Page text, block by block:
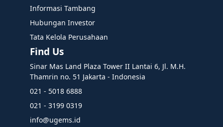
Informasi Tambang
Hubungan Investor
Tata Kelola Perusahaan
Find Us
Sinar Mas Land Plaza Tower II Lantai 6, Jl. M.H.
Thamrin no. 51 Jakarta - Indonesia
021 - 5018 6888
021 - 3199 0319
info@ugems.id